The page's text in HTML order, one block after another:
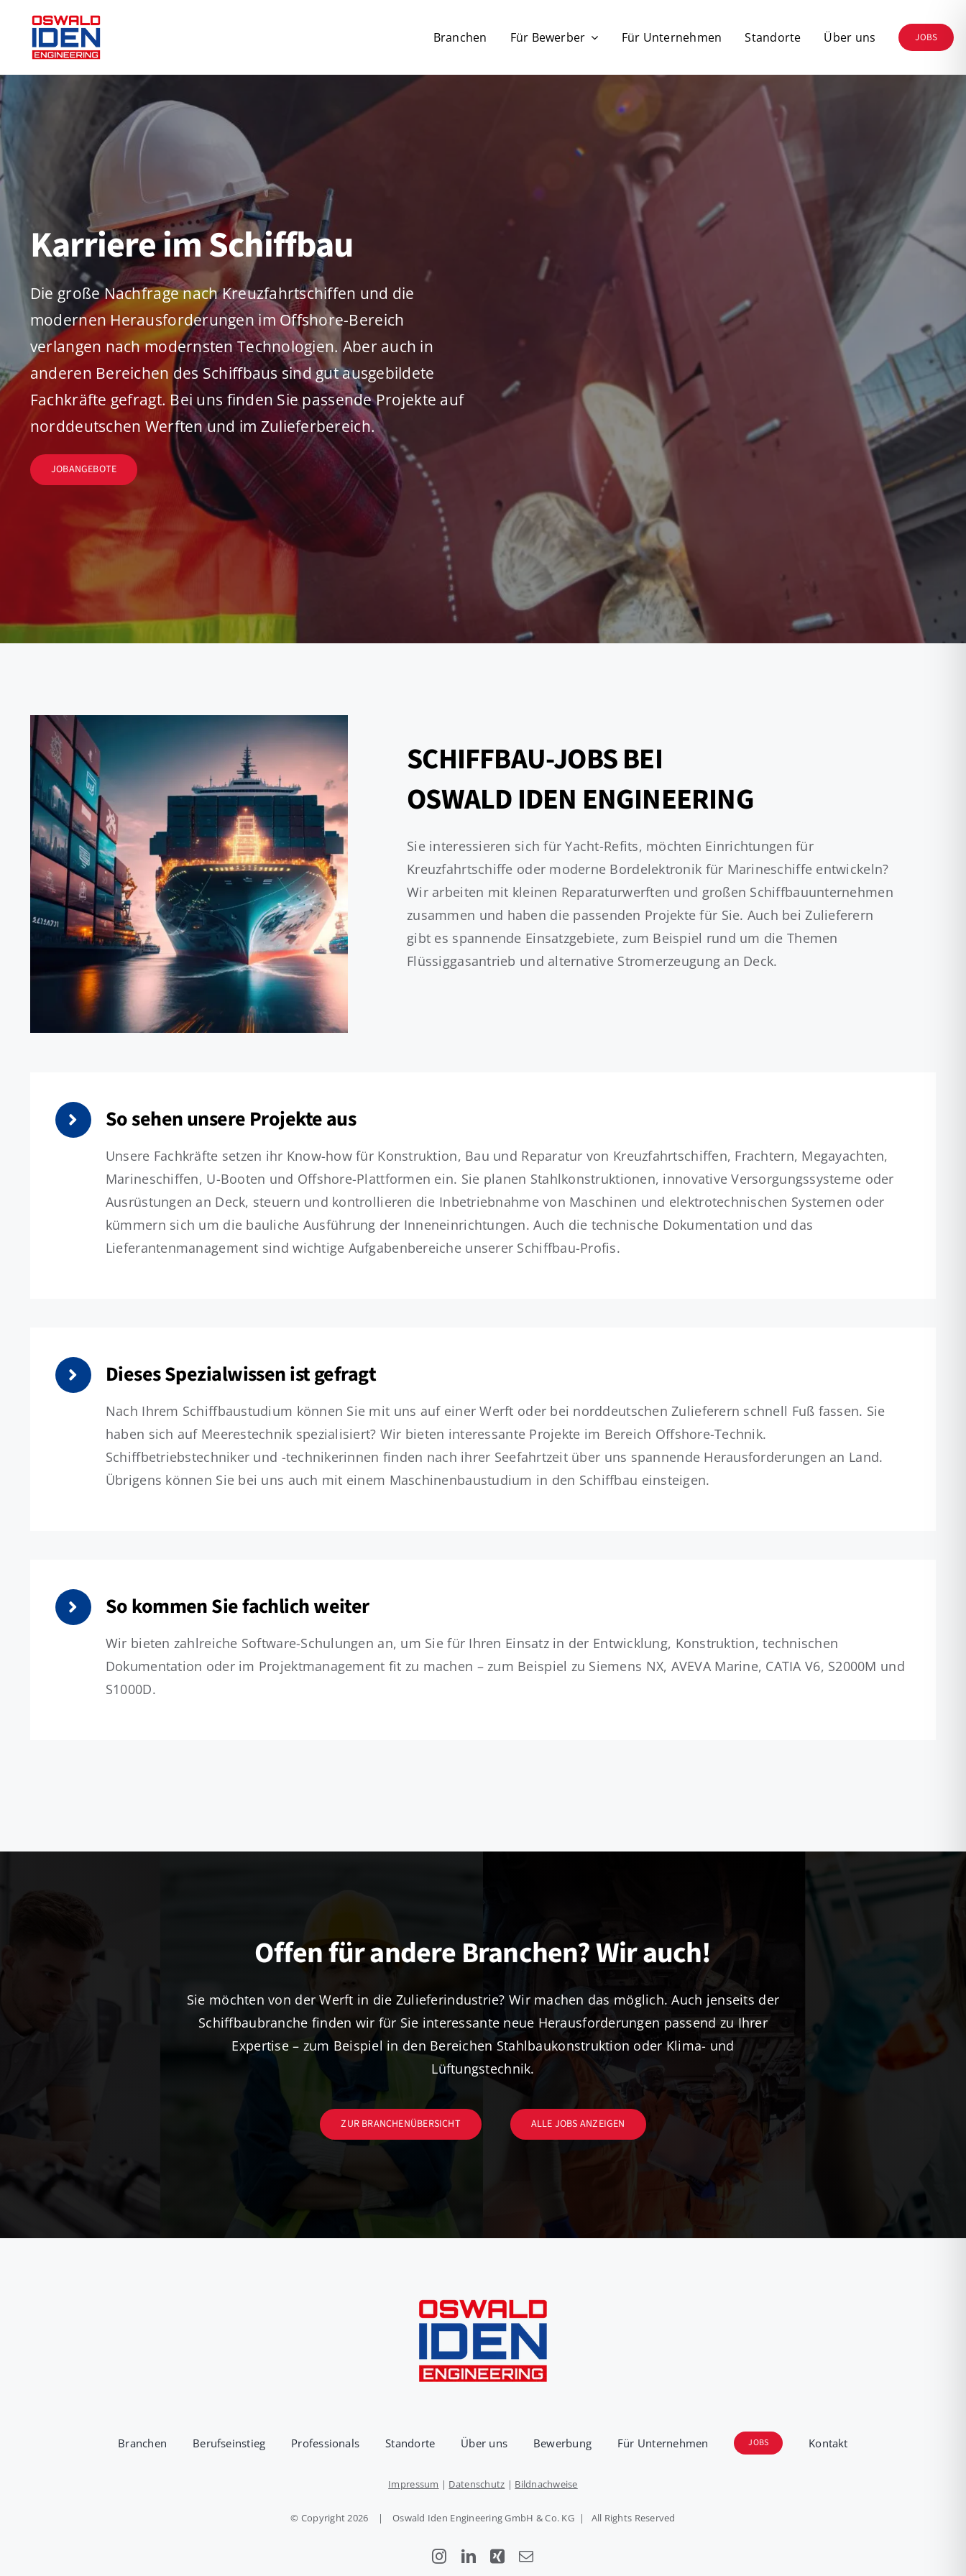
Inhalt
springen
Branchen Für Bewerber Für Unternehmen Standorte Über uns JOBS
Karriere im Schiffbau
Die große Nachfrage nach Kreuzfahrtschiffen und die
modernen Herausforderungen im Offshore-Bereich
verlangen nach modernsten Technologien. Aber auch in
anderen Bereichen des Schiffbaus sind gut ausgebildete
Fachkräfte gefragt. Bei uns finden Sie passende Projekte auf
norddeutschen Werften und im Zulieferbereich.
JOBANGEBOTE
SCHIFFBAU-JOBS BEI
OSWALD IDEN ENGINEERING
Sie interessieren sich für Yacht-Refits, möchten Einrichtungen für
Kreuzfahrtschiffe oder moderne Bordelektronik für Marineschiffe entwickeln?
Wir arbeiten mit kleinen Reparaturwerften und großen Schiffbauunternehmen
zusammen und haben die passenden Projekte für Sie. Auch bei Zulieferern
gibt es spannende Einsatzgebiete, zum Beispiel rund um die Themen
Flüssiggasantrieb und alternative Stromerzeugung an Deck.
So sehen unsere Projekte aus
Unsere Fachkräfte setzen ihr Know-how für Konstruktion, Bau und Reparatur von Kreuzfahrtschiffen, Frachtern, Megayachten,
Marineschiffen, U-Booten und Offshore-Plattformen ein. Sie planen Stahlkonstruktionen, innovative Versorgungssysteme oder
Ausrüstungen an Deck, steuern und kontrollieren die Inbetriebnahme von Maschinen und elektrotechnischen Systemen oder
kümmern sich um die bauliche Ausführung der Inneneinrichtungen. Auch die technische Dokumentation und das
Lieferantenmanagement sind wichtige Aufgabenbereiche unserer Schiffbau-Profis.
Dieses Spezialwissen ist gefragt
Nach Ihrem Schiffbaustudium können Sie mit uns auf einer Werft oder bei norddeutschen Zulieferern schnell Fuß fassen. Sie
haben sich auf Meerestechnik spezialisiert? Wir bieten interessante Projekte im Bereich Offshore-Technik.
Schiffbetriebstechniker und -technikerinnen finden nach ihrer Seefahrtzeit über uns spannende Herausforderungen an Land.
Übrigens können Sie bei uns auch mit einem Maschinenbaustudium in den Schiffbau einsteigen.
So kommen Sie fachlich weiter
Wir bieten zahlreiche Software-Schulungen an, um Sie für Ihren Einsatz in der Entwicklung, Konstruktion, technischen
Dokumentation oder im Projektmanagement fit zu machen – zum Beispiel zu Siemens NX, AVEVA Marine, CATIA V6, S2000M und
S1000D.
Offen für andere Branchen? Wir auch!
Sie möchten von der Werft in die Zulieferindustrie? Wir machen das möglich. Auch jenseits der
Schiffbaubranche finden wir für Sie interessante neue Herausforderungen passend zu Ihrer
Expertise – zum Beispiel in den Bereichen Stahlbaukonstruktion oder Klima- und
Lüftungstechnik.
ZUR BRANCHENÜBERSICHT ALLE JOBS ANZEIGEN
Branchen Berufseinstieg Professionals Standorte Über uns Bewerbung Für Unternehmen JOBS Kontakt
Impressum | Datenschutz | Bildnachweise
© Copyright2026 | Oswald Iden Engineering GmbH & Co. KG | All Rights Reserved